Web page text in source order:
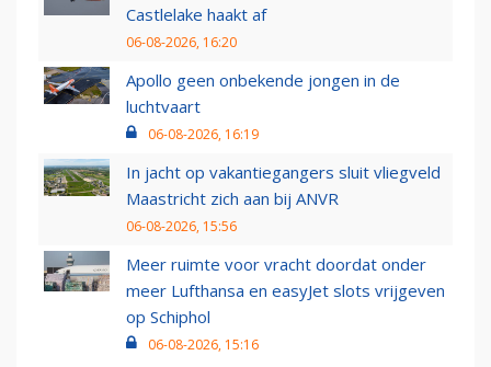
Castlelake haakt af
06-08-2026, 16:20
Apollo geen onbekende jongen in de
luchtvaart
06-08-2026, 16:19
In jacht op vakantiegangers sluit vliegveld
Maastricht zich aan bij ANVR
06-08-2026, 15:56
Meer ruimte voor vracht doordat onder
meer Lufthansa en easyJet slots vrijgeven
op Schiphol
06-08-2026, 15:16